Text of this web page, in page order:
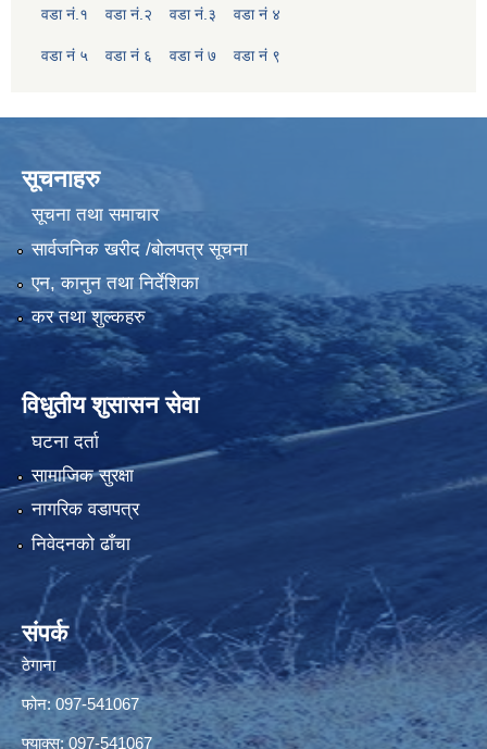
वडा नं.१ वडा नं.२ वडा नं.३ वडा नं ४
वडा नं ५ वडा नं ६ वडा नं ७ वडा नं ९
सूचनाहरु
सूचना तथा समाचार
सार्वजनिक खरीद /बोलपत्र सूचना
एन, कानुन तथा निर्देशिका
कर तथा शुल्कहरु
विधुतीय शुसासन सेवा
घटना दर्ता
सामाजिक सुरक्षा
नागरिक वडापत्र
निवेदनको ढाँचा
संपर्क
ठेगाना
फोन: 097-541067
फ्याक्स: 097-541067